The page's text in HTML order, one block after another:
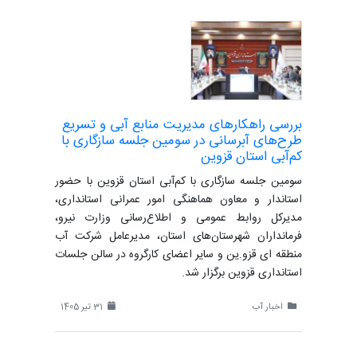
بررسی راهکارهای مدیریت منابع آبی و تسریع
طرح‌های آبرسانی در سومین جلسه سازگاری با
کم‌آبی استان قزوین
سومین جلسه سازگاری با کم‌آبی استان قزوین با حضور
استاندار و معاون هماهنگی امور عمرانی استانداری،
مدیرکل روابط عمومی و اطلاع‌رسانی وزارت نیرو،
فرمانداران شهرستان‌های استان، مدیرعامل شرکت آب
منطقه ای قزو.ین و سایر اعضای کارگروه در سالن جلسات
استانداری قزوین برگزار شد.
اخبار آب